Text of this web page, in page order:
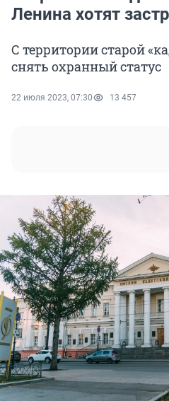
Ленина хотят
С территории старой
снять охранный статус
22 июля 2023, 07:30 13 457